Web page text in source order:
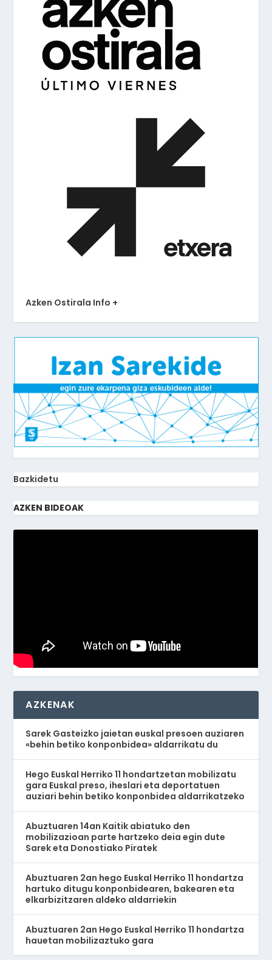
Azken Ostirala Info +
Bazkidetu
AZKEN BIDEOAK
AZKENAK
Sarek Gasteizko jaietan euskal presoen auziaren
«behin betiko konponbidea» aldarrikatu du
Hego Euskal Herriko 11 hondartzetan mobilizatu
gara Euskal preso, iheslari eta deportatuen
auziari behin betiko konponbidea aldarrikatzeko
Abuztuaren 14an Kaitik abiatuko den
mobilizazioan parte hartzeko deia egin dute
Sarek eta Donostiako Piratek
Abuztuaren 2an hego Euskal Herriko 11 hondartza
hartuko ditugu konponbidearen, bakearen eta
elkarbizitzaren aldeko aldarriekin
Abuztuaren 2an Hego Euskal Herriko 11 hondartza
hauetan mobilizaztuko gara